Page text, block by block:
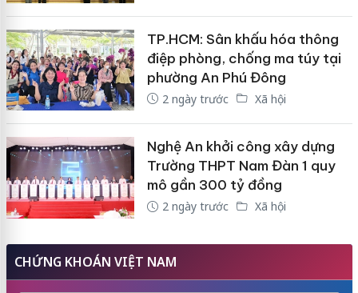
TP.HCM: Sân khấu hóa thông
điệp phòng, chống ma túy tại
phường An Phú Đông
2 ngày trước Xã hội
Nghệ An khởi công xây dựng
Trường THPT Nam Đàn 1 quy
mô gần 300 tỷ đồng
2 ngày trước Xã hội
CHỨNG KHOÁN VIỆT NAM